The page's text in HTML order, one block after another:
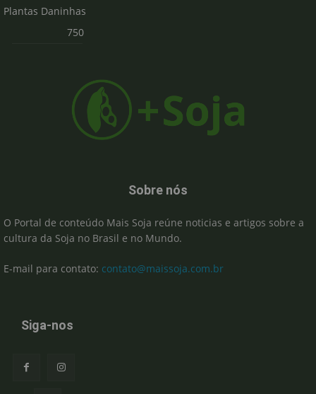
Plantas Daninhas
750
Sobre nós
O Portal de conteúdo Mais Soja reúne noticias e artigos sobre a
cultura da Soja no Brasil e no Mundo.
E-mail para contato: contato@maissoja.com.br
Siga-nos